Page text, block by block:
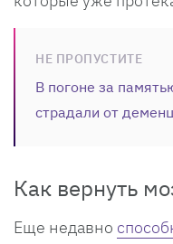
НЕ ПРОПУСТИТЕ
В погоне за
страдали от
Как вернуть
Еще недавно